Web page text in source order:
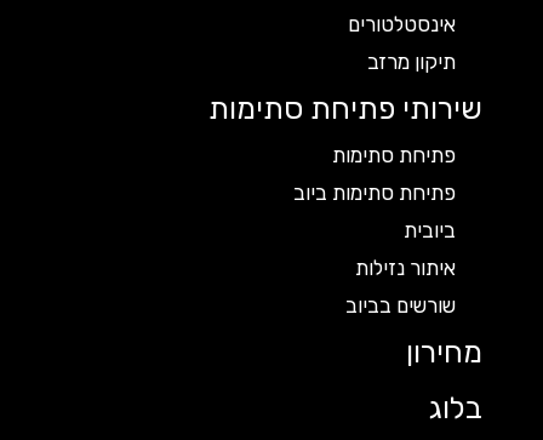
אינסטלטורים
תיקון מרזב
שירותי פתיחת סתימות
פתיחת סתימות
פתיחת סתימות ביוב
ביובית
איתור נזילות
שורשים בביוב
מחירון
בלוג